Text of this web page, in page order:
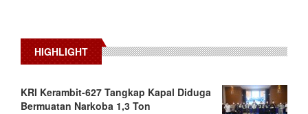
HIGHLIGHT
KRI Kerambit-627 Tangkap Kapal Diduga
Bermuatan Narkoba 1,3 Ton